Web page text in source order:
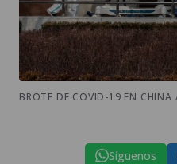
BROTE DE COVID-19 EN CHINA
Síguenos